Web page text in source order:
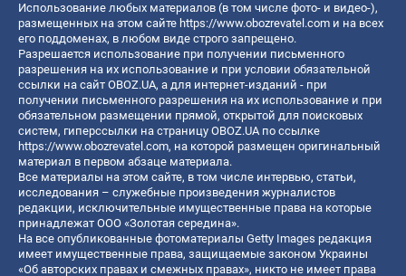
Использование любых материалов (в том числе фото- и видео-),
размещенных на этом сайте https://www.obozrevatel.com и на всех
его поддоменах, в любом виде строго запрещено.
Разрешается использование при получении письменного
разрешения на их использование и при условии обязательной
ссылки на сайт OBOZ.UA, а для интернет-изданий - при
получении письменного разрешения на их использование и при
обязательном размещении прямой, открытой для поисковых
систем, гиперссылки на страницу OBOZ.UA по ссылке
https://www.obozrevatel.com, на которой размещен оригинальный
материал в первом абзаце материала.
Все материалы на этом сайте, в том числе интервью, статьи,
исследования – служебные произведения журналистов
редакции, исключительные имущественные права на которые
принадлежат ООО «Золотая середина».
На все опубликованные фотоматериалы Getty Images редакция
имеет имущественные права, защищаемые законом Украины
«Об авторских правах и смежных правах», никто не имеет права